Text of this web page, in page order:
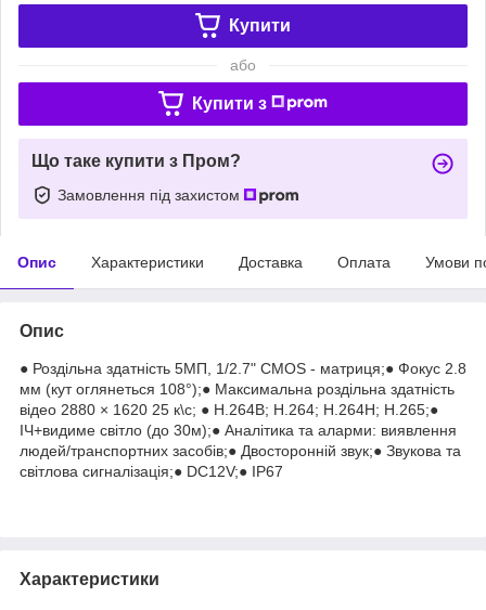
Купити
або
Купити з
Що таке купити з Пром?
Замовлення під захистом
Опис Характеристики Доставка Оплата Умови
Опис
● Роздільна здатність 5МП, 1/2.7" CMOS - матриця;● Фокус 2.8
мм (кут оглянеться 108°);● Максимальна роздільна здатність
відео 2880 × 1620 25 к\с; ● H.264B; H.264; H.264H; H.265;●
ІЧ+видиме світло (до 30м);● Аналітика та аларми: виявлення
людей/транспортних засобів;● Двосторонній звук;● Звукова та
світлова сигналізація;● DC12V;● IP67
Характеристики